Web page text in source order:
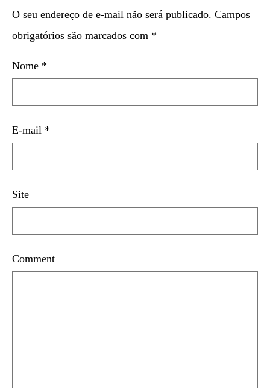
O seu endereço de e-mail não será publicado. Campos
obrigatórios são marcados com *
Nome *
E-mail *
Site
Comment